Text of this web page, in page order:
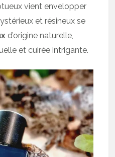
vient envelopper
et résineux se
d’origine naturelle,
et cuirée intrigante.